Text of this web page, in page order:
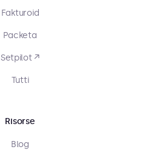
Fakturoid
Packeta
Setpilot ↗
Tutti
Risorse
Blog